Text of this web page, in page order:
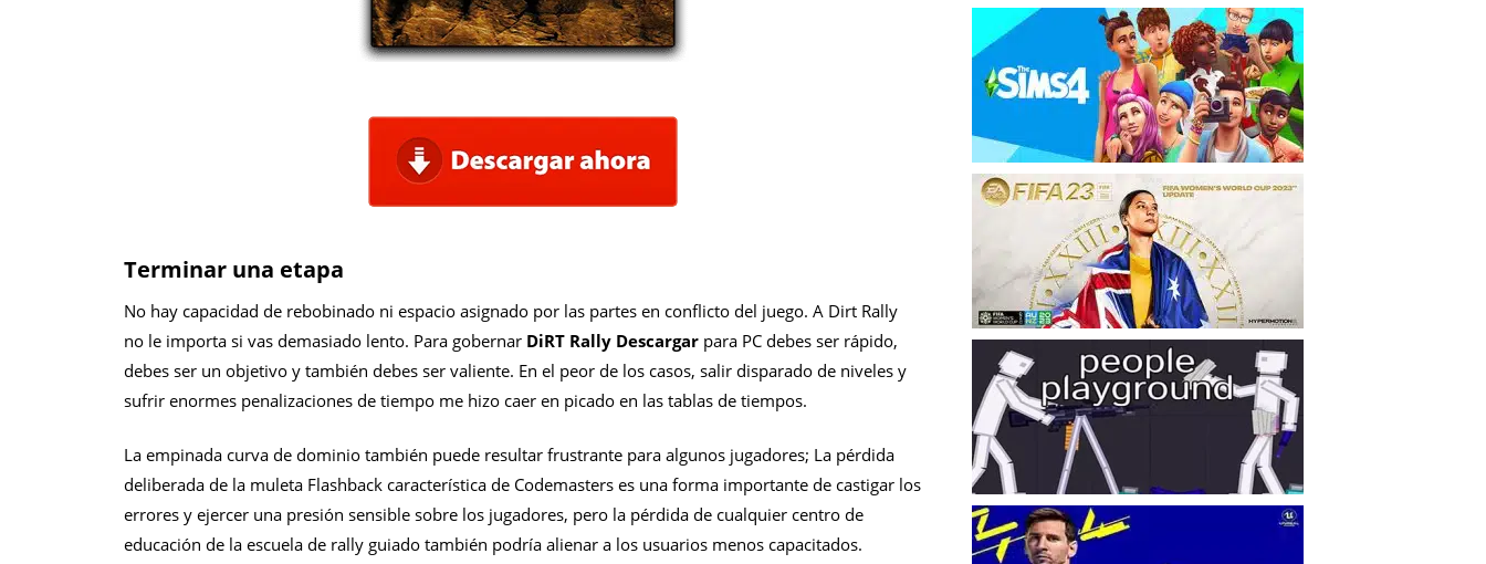
Terminar una etapa
No hay capacidad de rebobinado ni espacio asignado por las partes en conflicto del juego. A Dirt Rally
no le importa si vas demasiado lento. Para gobernar DiRT Rally Descargar para PC debes ser rápido,
debes ser un objetivo y también debes ser valiente. En el peor de los casos, salir disparado de niveles y
sufrir enormes penalizaciones de tiempo me hizo caer en picado en las tablas de tiempos.
La empinada curva de dominio también puede resultar frustrante para algunos jugadores; La pérdida
deliberada de la muleta Flashback característica de Codemasters es una forma importante de castigar los
errores y ejercer una presión sensible sobre los jugadores, pero la pérdida de cualquier centro de
educación de la escuela de rally guiado también podría alienar a los usuarios menos capacitados.